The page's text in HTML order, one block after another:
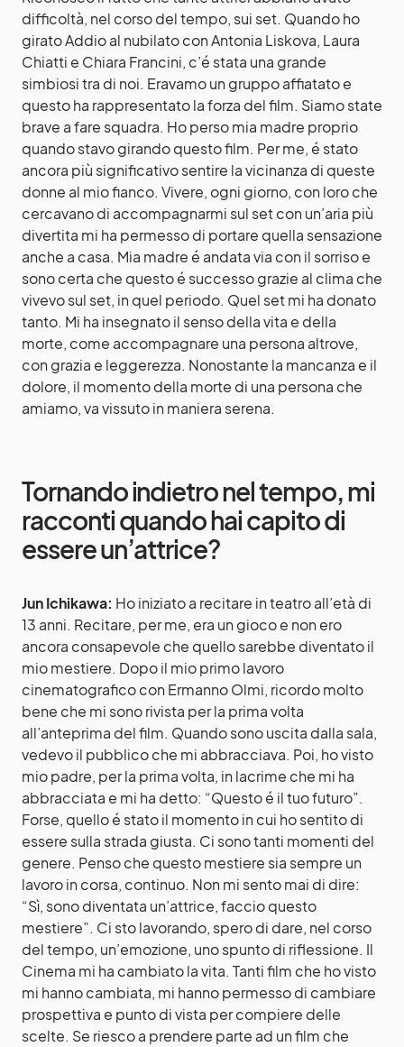
difficoltà, nel corso del tempo, sui set. Quando ho
girato Addio al nubilato con Antonia Liskova, Laura
Chiatti e Chiara Francini, c’é stata una grande
simbiosi tra di noi. Eravamo un gruppo affiatato e
questo ha rappresentato la forza del film. Siamo state
brave a fare squadra. Ho perso mia madre proprio
quando stavo girando questo film. Per me, é stato
ancora più significativo sentire la vicinanza di queste
donne al mio fianco. Vivere, ogni giorno, con loro che
cercavano di accompagnarmi sul set con un’aria più
divertita mi ha permesso di portare quella sensazione
anche a casa. Mia madre é andata via con il sorriso e
sono certa che questo é successo grazie al clima che
vivevo sul set, in quel periodo. Quel set mi ha donato
tanto. Mi ha insegnato il senso della vita e della
morte, come accompagnare una persona altrove,
con grazia e leggerezza. Nonostante la mancanza e il
dolore, il momento della morte di una persona che
amiamo, va vissuto in maniera serena.
Tornando indietro nel tempo, mi
racconti quando hai capito di
essere un’attrice?
Jun Ichikawa: Ho iniziato a recitare in teatro all’età di
13 anni. Recitare, per me, era un gioco e non ero
ancora consapevole che quello sarebbe diventato il
mio mestiere. Dopo il mio primo lavoro
cinematografico con Ermanno Olmi, ricordo molto
bene che mi sono rivista per la prima volta
all’anteprima del film. Quando sono uscita dalla sala,
vedevo il pubblico che mi abbracciava. Poi, ho visto
mio padre, per la prima volta, in lacrime che mi ha
abbracciata e mi ha detto: “Questo é il tuo futuro”.
Forse, quello é stato il momento in cui ho sentito di
essere sulla strada giusta. Ci sono tanti momenti del
genere. Penso che questo mestiere sia sempre un
lavoro in corsa, continuo. Non mi sento mai di dire:
“Sì, sono diventata un’attrice, faccio questo
mestiere”. Ci sto lavorando, spero di dare, nel corso
del tempo, un’emozione, uno spunto di riflessione. Il
Cinema mi ha cambiato la vita. Tanti film che ho visto
mi hanno cambiata, mi hanno permesso di cambiare
prospettiva e punto di vista per compiere delle
scelte. Se riesco a prendere parte ad un film che